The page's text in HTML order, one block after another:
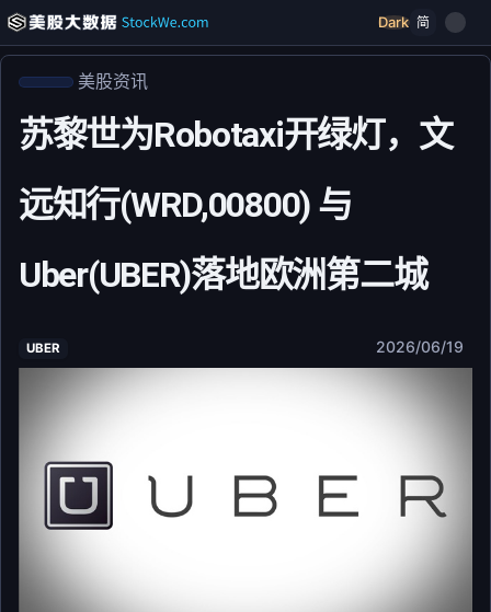
Dark 简
美股资讯
苏黎世为Robotaxi开绿灯，文
远知行(WRD,00800) 与
Uber(UBER)落地欧洲第二城
UBER 2026/06/19